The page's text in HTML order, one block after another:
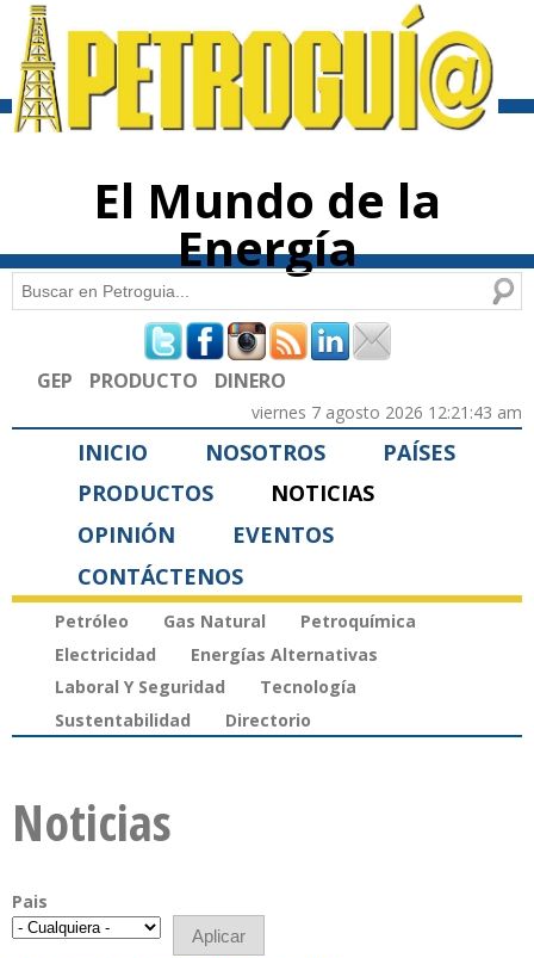
contenido
El Mundo de la
Energía
Formulario de búsqueda
Buscar
GEP PRODUCTO DINERO
viernes 7 agosto 2026 12:21:43 am
INICIO NOSOTROS
PAÍSES
PRODUCTOS
NOTICIAS
OPINIÓN
EVENTOS
CONTÁCTENOS
Petróleo Gas Natural
Petroquímica
Electricidad
Energías Alternativas
Laboral Y Seguridad
Tecnología
Sustentabilidad
Directorio
Noticias
Pais